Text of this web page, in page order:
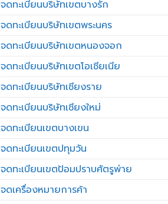
จดทะเบียนบริษัทเขตบางรัก
จดทะเบียนบริษัทเขตพระนคร
จดทะเบียนบริษัทเขตหนองจอก
จดทะเบียนบริษัทเขตโอเชียเนีย
จดทะเบียนบริษัทเชียงราย
จดทะเบียนบริษัทเชียงใหม่
จดทะเบียนเขตบางเขน
จดทะเบียนเขตปทุมวัน
จดทะเบียนเขตป้อมปราบศัตรูพ่าย
จดเครื่องหมายการค้า